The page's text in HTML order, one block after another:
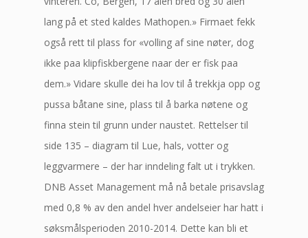
lang på et sted kaldes Mathopen.» Firmaet fekk
også rett til plass for «volling af sine nøter, dog
ikke paa klipfiskbergene naar der er fisk paa
dem.» Vidare skulle dei ha lov til å trekkja opp og
pussa båtane sine, plass til å barka nøtene og
finna stein til grunn under naustet. Rettelser til
side 135 – diagram til Lue, hals, votter og
leggvarmere – der har inndeling falt ut i trykken.
DNB Asset Management må nå betale prisavslag
med 0,8 % av den andel hver andelseier har hatt i
søksmålsperioden 2010-2014. Dette kan bli et